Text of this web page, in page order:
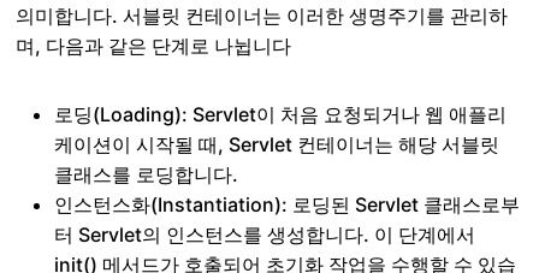
의미합니다. 서블릿 컨테이너는 이러한 생명주기를 관리하
며, 다음과 같은 단계로 나뉩니다
로딩(Loading): Servlet이 처음 요청되거나 웹 애플리
케이션이 시작될 때, Servlet 컨테이너는 해당 서블릿
클래스를 로딩합니다.
인스턴스화(Instantiation): 로딩된 Servlet 클래스로부
터 Servlet의 인스턴스를 생성합니다. 이 단계에서
init() 메서드가 호출되어 초기화 작업을 수행할 수 있습